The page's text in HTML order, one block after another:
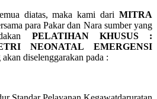
diatas, maka kami dari MITRA
para Pakar dan Nara sumber yang
PELATIHAN KHUSUS :
NEONATAL EMERGENSI
akan diselenggarakan pada :